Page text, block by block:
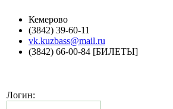
Кемерово
(3842) 39-60-11
vk.kuzbass@mail.ru
(3842) 66-00-84 [БИЛЕТЫ]
Логин: